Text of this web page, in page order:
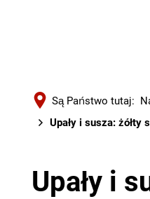
Są Państwo tutaj:
Upały i susza: żółty
Upały i